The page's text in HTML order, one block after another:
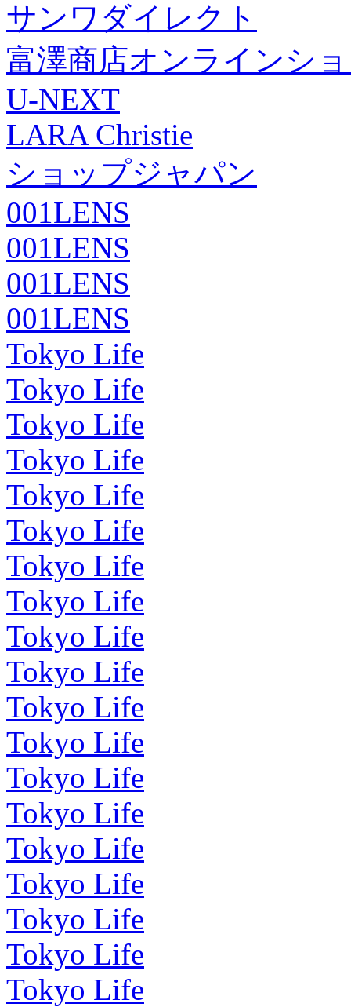
サンワダイレクト
富澤商店オンラインシ
U-NEXT
LARA Christie
ショップジャパン
001LENS
001LENS
001LENS
001LENS
Tokyo Life
Tokyo Life
Tokyo Life
Tokyo Life
Tokyo Life
Tokyo Life
Tokyo Life
Tokyo Life
Tokyo Life
Tokyo Life
Tokyo Life
Tokyo Life
Tokyo Life
Tokyo Life
Tokyo Life
Tokyo Life
Tokyo Life
Tokyo Life
Tokyo Life